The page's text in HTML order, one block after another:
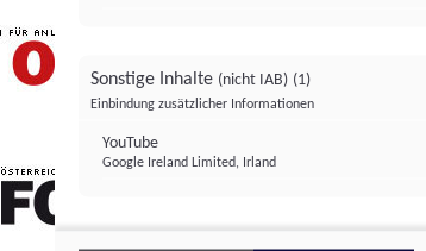
FONDS professionell
Sonstige Inhalte (nicht IAB) (1)
Einbindung zusätzlicher Informationen
YouTube
Google Ireland Limited, Irland